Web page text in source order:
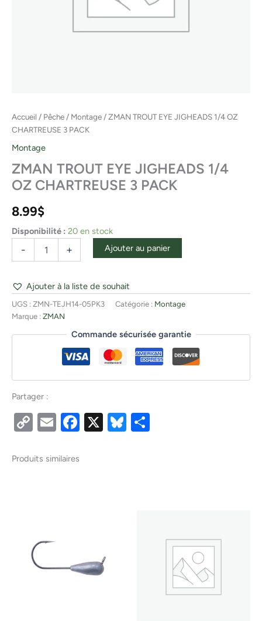
Accueil / Pêche / Montage / ZMAN TROUT EYE JIGHEADS 1/4 OZ
CHARTREUSE 3 PACK
Montage
ZMAN TROUT EYE JIGHEADS 1/4
OZ CHARTREUSE 3 PACK
8.99$
Disponibilité : 20 en stock
- + Ajouter au panier
Ajouter à la liste de souhait
UGS : ZMN-TEJH14-05PK3 Catégorie : Montage
Marque : ZMAN
Commande sécurisée garantie
Partager :
CopyEmailFacebook
X Bluesky
Produits similaires